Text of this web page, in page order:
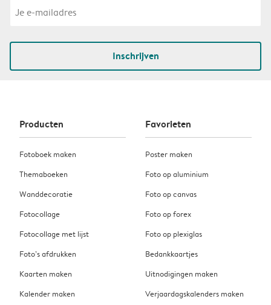
Inschrijven
Producten
Fotoboek maken
Themaboeken
Wanddecoratie
Fotocollage
Fotocollage met lijst
Foto’s afdrukken
Kaarten maken
Kalender maken
Favorieten
Poster maken
Foto op aluminium
Foto op canvas
Foto op forex
Foto op plexiglas
Bedankkaartjes
Uitnodigingen maken
Verjaardagskalenders maken